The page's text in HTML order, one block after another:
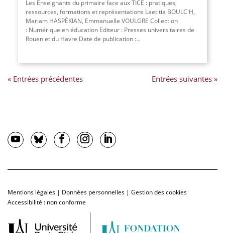
Les Enseignants du primaire face aux TICE : pratiques,
ressources, formations et représentations Laetitia BOULC'H,
Mariam HASPÉKIAN, Emmanuelle VOULGRE Collection
: Numérique en éducation Editeur : Presses universitaires de
Rouen et du Havre Date de publication :...
« Entrées précédentes Entrées suivantes »
Mentions légales | Données personnelles | Gestion des cookies
Accessibilité : non conforme